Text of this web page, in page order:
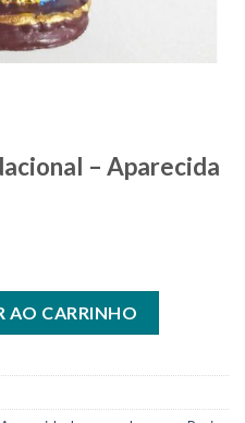
– Aparecida
AO CARRINHO